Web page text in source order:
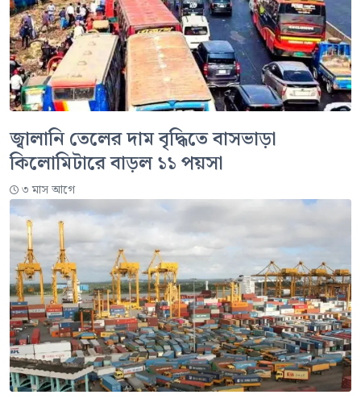
জ্বালানি তেলের দাম বৃদ্ধিতে বাসভাড়া
কিলোমিটারে বাড়ল ১১ পয়সা
৩ মাস আগে